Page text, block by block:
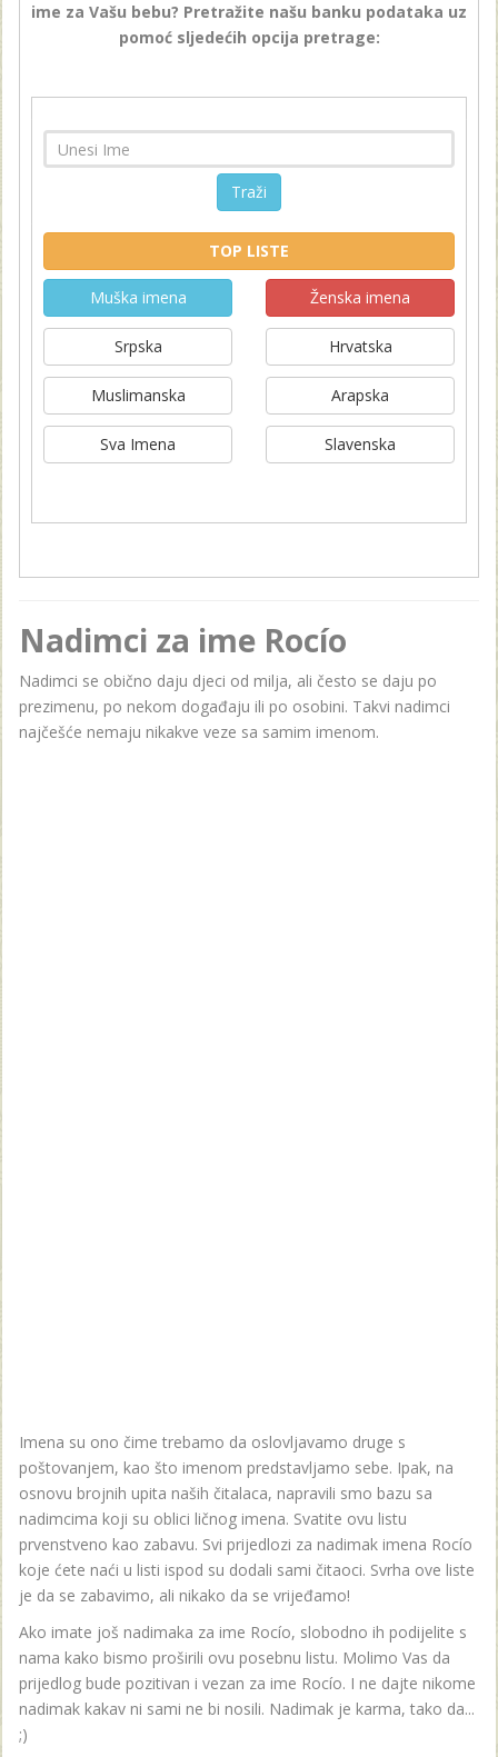
ime za Vašu bebu? Pretražite našu banku podataka uz
pomoć sljedećih opcija pretrage:
Traži
TOP LISTE
Muška imena Ženska imena
Srpska Hrvatska
Muslimanska Arapska
Sva Imena Slavenska
Nadimci za ime Rocío
Nadimci se obično daju djeci od milja, ali često se daju po
prezimenu, po nekom događaju ili po osobini. Takvi nadimci
najčešće nemaju nikakve veze sa samim imenom.
Imena su ono čime trebamo da oslovljavamo druge s
poštovanjem, kao što imenom predstavljamo sebe. Ipak, na
osnovu brojnih upita naših čitalaca, napravili smo bazu sa
nadimcima koji su oblici ličnog imena. Svatite ovu listu
prvenstveno kao zabavu. Svi prijedlozi za nadimak imena Rocío
koje ćete naći u listi ispod su dodali sami čitaoci. Svrha ove liste
je da se zabavimo, ali nikako da se vrijeđamo!
Ako imate još nadimaka za ime Rocío, slobodno ih podijelite s
nama kako bismo proširili ovu posebnu listu. Molimo Vas da
prijedlog bude pozitivan i vezan za ime Rocío. I ne dajte nikome
nadimak kakav ni sami ne bi nosili. Nadimak je karma, tako da...
;)